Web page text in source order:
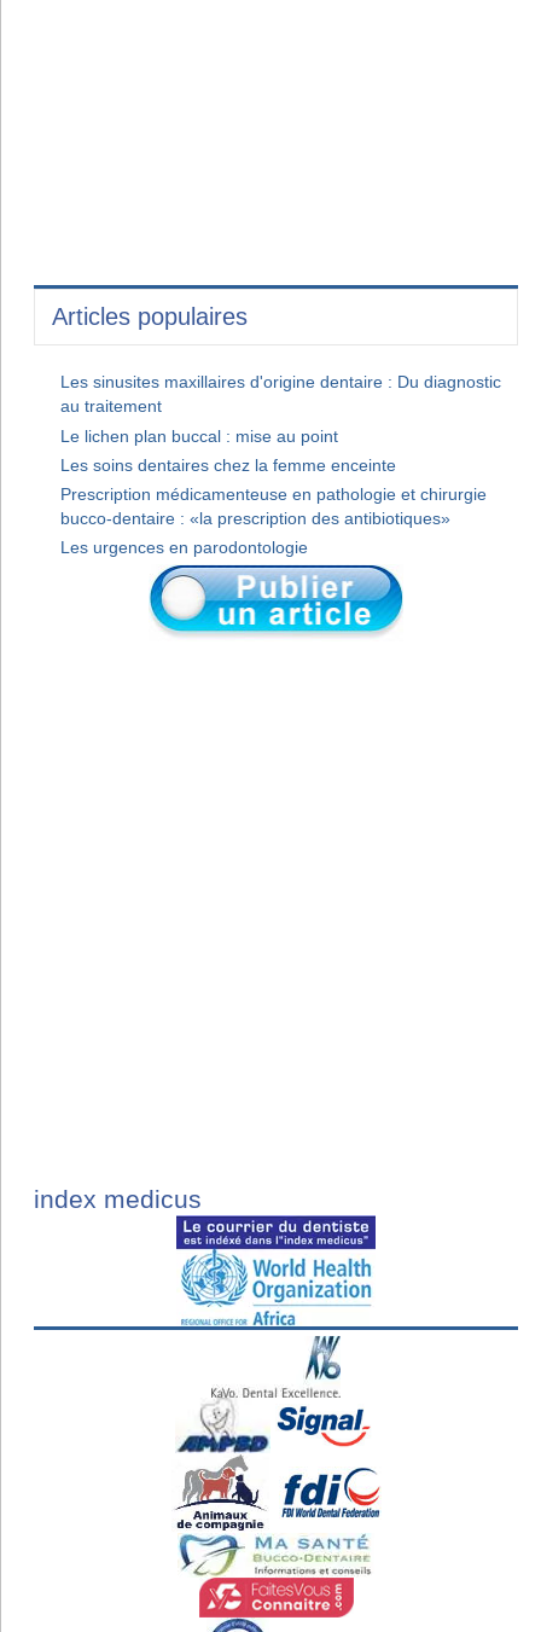
Articles populaires
Les sinusites maxillaires d'origine dentaire : Du diagnostic
au traitement
Le lichen plan buccal : mise au point
Les soins dentaires chez la femme enceinte
Prescription médicamenteuse en pathologie et chirurgie
bucco-dentaire : «la prescription des antibiotiques»
Les urgences en parodontologie
index medicus